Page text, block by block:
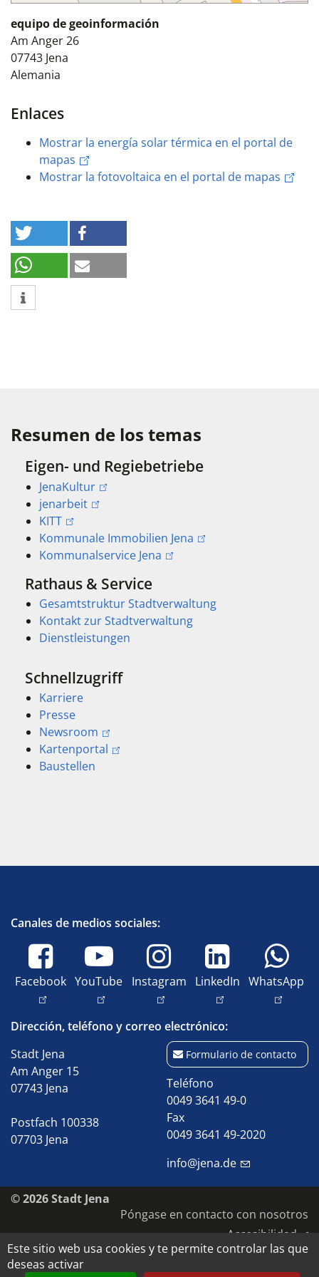
equipo de geoinformación
Am Anger 26
07743 Jena
Alemania
Enlaces
Mostrar la energía solar térmica en el portal de
mapas
Mostrar la fotovoltaica en el portal de mapas
Resumen de los temas
Eigen- und Regiebetriebe
JenaKultur
jenarbeit
KITT
Kommunale Immobilien Jena
Kommunalservice Jena
Rathaus & Service
Gesamtstruktur Stadtverwaltung
Kontakt zur Stadtverwaltung
Dienstleistungen
Schnellzugriff
Karriere
Presse
Newsroom
Kartenportal
Baustellen
Canales de medios sociales:
Facebook YouTube Instagram LinkedIn WhatsApp
Dirección, teléfono y correo electrónico:
Stadt Jena
Am Anger 15
07743 Jena
Postfach 100338
07703 Jena
Formulario de contacto
Teléfono
0049 3641 49-0
Fax
0049 3641 49-2020
info@jena.de
© 2026 Stadt Jena
Póngase en contacto con nosotros
Accesibilidad
Política de privacidad
Este sitio web usa cookies y te permite controlar las que
deseas activar